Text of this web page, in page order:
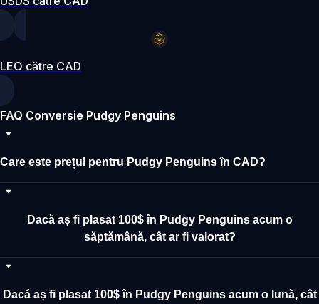
LEO către CAD
FAQ Conversie Pudgy Penguins
Care este prețul pentru Pudgy Penguins în CAD?
Dacă aș fi plasat 100$ în Pudgy Penguins acum o
săptămână, cât ar fi valorat?
Dacă aș fi plasat 100$ în Pudgy Penguins acum o lună, cât